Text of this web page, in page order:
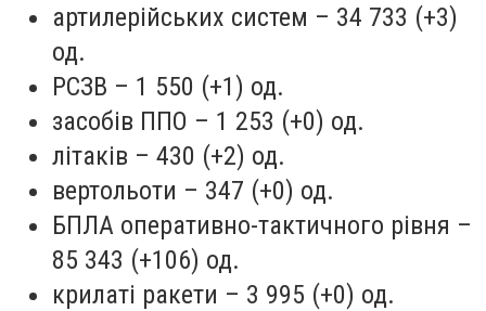
артилерійських систем – 34 733 (+3)
од.
РСЗВ – 1 550 (+1) од.
засобів ППО – 1 253 (+0) од.
літаків – 430 (+2) од.
вертольоти – 347 (+0) од.
БПЛА оперативно-тактичного рівня –
85 343 (+106) од.
крилаті ракети – 3 995 (+0) од.